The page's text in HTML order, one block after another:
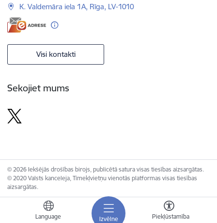
Izvēlne
Language Piekļūstamība
K. Valdemāra iela 1A, Rīga, LV-1010
Visi kontakti
Sekojiet mums
© 2026 Iekšējās drošības birojs, publicētā satura visas tiesības aizsargātas.
© 2020 Valsts kanceleja, Tīmekļvietņu vienotās platformas visas tiesības
aizsargātas.